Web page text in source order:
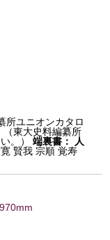
所ユニオンカタロ
（東大史料編纂所
。）
端裏書：
人
賢我 宗順 覚寿